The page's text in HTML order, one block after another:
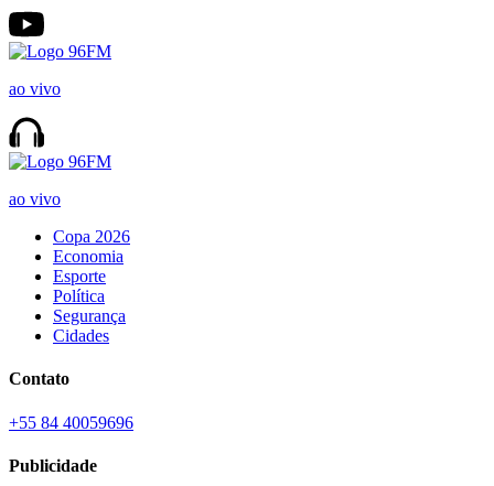
ao vivo
ao vivo
Copa 2026
Economia
Esporte
Política
Segurança
Cidades
Contato
+55 84 40059696
Publicidade